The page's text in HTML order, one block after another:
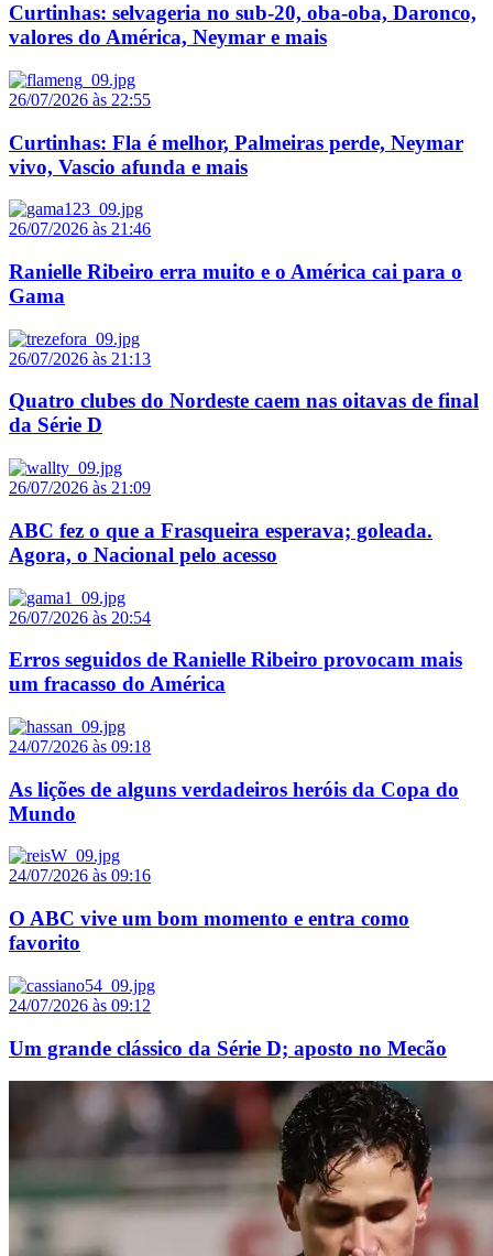
Curtinhas: selvageria no sub-20, oba-oba, Daronco,
valores do América, Neymar e mais
26/07/2026 às 22:55
Curtinhas: Fla é melhor, Palmeiras perde, Neymar
vivo, Vascio afunda e mais
26/07/2026 às 21:46
Ranielle Ribeiro erra muito e o América cai para o
Gama
26/07/2026 às 21:13
Quatro clubes do Nordeste caem nas oitavas de final
da Série D
26/07/2026 às 21:09
ABC fez o que a Frasqueira esperava; goleada.
Agora, o Nacional pelo acesso
26/07/2026 às 20:54
Erros seguidos de Ranielle Ribeiro provocam mais
um fracasso do América
24/07/2026 às 09:18
As lições de alguns verdadeiros heróis da Copa do
Mundo
24/07/2026 às 09:16
O ABC vive um bom momento e entra como
favorito
24/07/2026 às 09:12
Um grande clássico da Série D; aposto no Mecão